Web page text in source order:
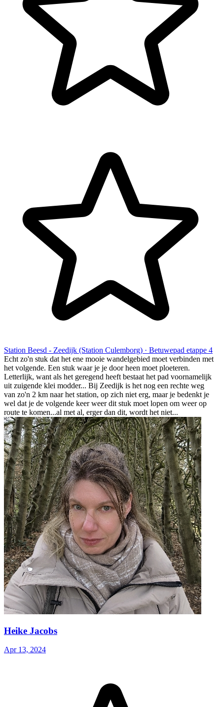
Station Beesd - Zeedijk (Station Culemborg) · Betuwepad etappe 4
Echt zo'n stuk dat het ene mooie wandelgebied moet verbinden met
het volgende. Een stuk waar je je door heen moet ploeteren.
Letterlijk, want als het geregend heeft bestaat het pad voornamelijk
uit zuigende klei modder... Bij Zeedijk is het nog een rechte weg
van zo'n 2 km naar het station, op zich niet erg, maar je bedenkt je
wel dat je de volgende keer weer dit stuk moet lopen om weer op
route te komen...al met al, erger dan dit, wordt het niet...
Heike Jacobs
Apr 13, 2024